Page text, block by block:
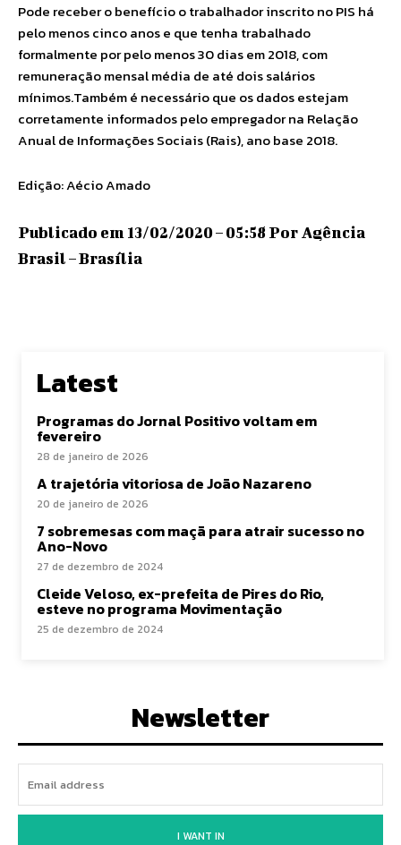
Pode receber o benefício o trabalhador inscrito no PIS há
pelo menos cinco anos e que tenha trabalhado
formalmente por pelo menos 30 dias em 2018, com
remuneração mensal média de até dois salários
mínimos.Também é necessário que os dados estejam
corretamente informados pelo empregador na Relação
Anual de Informações Sociais (Rais), ano base 2018.
Edição: Aécio Amado
Publicado em 13/02/2020 – 05:58 Por Agência
Brasil – Brasília
Latest
Programas do Jornal Positivo voltam em
fevereiro
28 de janeiro de 2026
A trajetória vitoriosa de João Nazareno
20 de janeiro de 2026
7 sobremesas com maçã para atrair sucesso no
Ano-Novo
27 de dezembro de 2024
Cleide Veloso, ex-prefeita de Pires do Rio,
esteve no programa Movimentação
25 de dezembro de 2024
Newsletter
I WANT IN